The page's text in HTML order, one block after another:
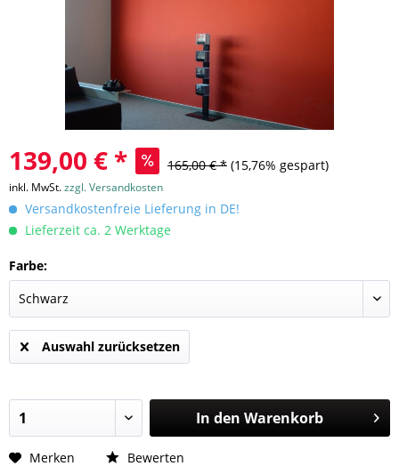
139,00 € * 165,00 € * (15,76% gespart)
inkl. MwSt.zzgl. Versandkosten
Versandkostenfreie Lieferung in DE!
Lieferzeit ca. 2 Werktage
Farbe:
Auswahl zurücksetzen
In den Warenkorb
Merken Bewerten